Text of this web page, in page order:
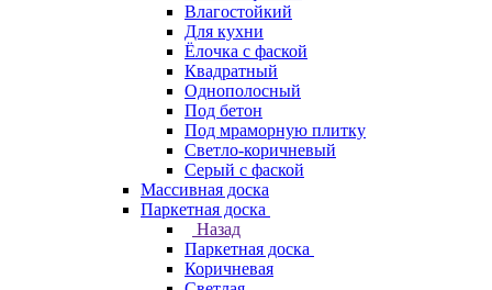
Влагостойкий
Для кухни
Ёлочка с фаской
Квадратный
Однополосный
Под бетон
Под мраморную плитку
Светло-коричневый
Серый с фаской
Массивная доска
Паркетная доска
Назад
Паркетная доска
Коричневая